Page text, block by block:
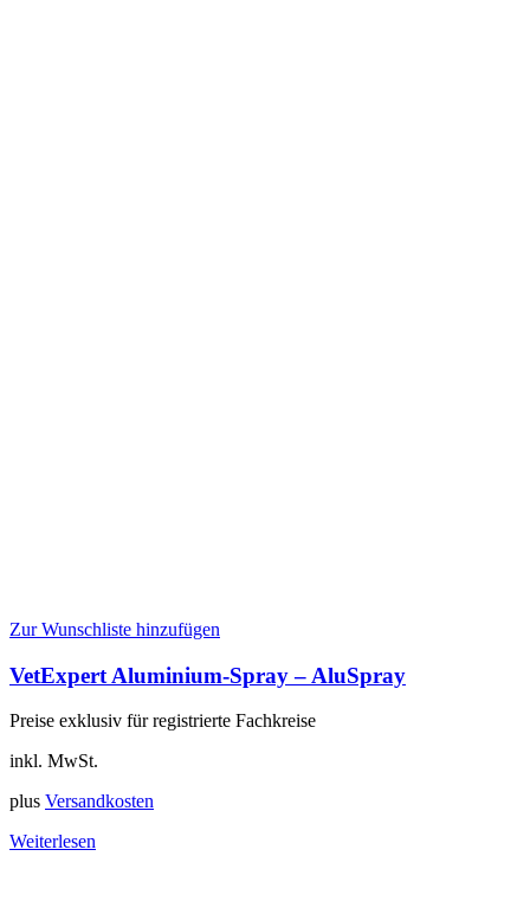
Zur Wunschliste hinzufügen
VetExpert Aluminium-Spray – AluSpray
Preise exklusiv für registrierte Fachkreise
inkl. MwSt.
plus Versandkosten
Weiterlesen